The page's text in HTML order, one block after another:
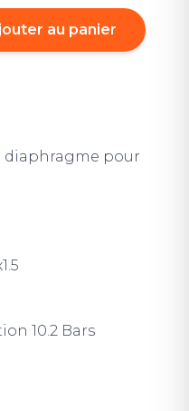
au panier
diaphragme pour
10.2 Bars